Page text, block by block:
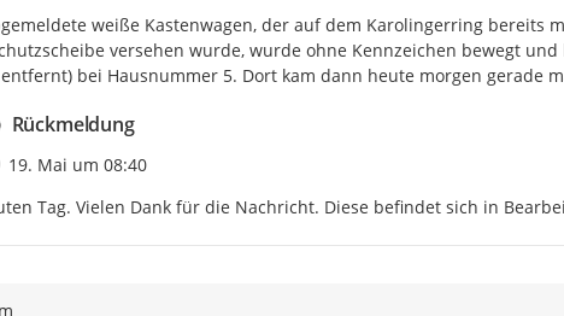
weiße Kastenwagen, der auf dem Karolingerring bereits
versehen wurde, wurde ohne Kennzeichen bewegt
bei Hausnummer 5. Dort kam dann heute morgen gerade
Rückmeldung
Zeitpunkt des Erstellens
19. Mai um 08:40
Tag. Vielen Dank für die Nachricht. Diese befindet sich in